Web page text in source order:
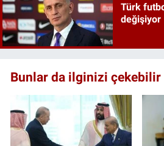
Türk
değişiyor
Bunlar da ilginizi çekebilir